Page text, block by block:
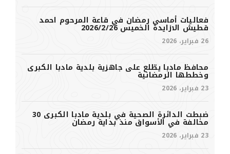
فعاليات أماسي رمضان في قاعة المرحوم احمد
قطيش الازايدة الخميس 2026/2/26
26 فبراير، 2026
محافظ مادبا يطّلع على جاهزية بلدية مادبا الكبرى
وخططها الرمضانية
23 فبراير، 2026
ضبطت الدائرة الصحية في بلدية مادبا الكبرى 30
مخالفة في الأسواق منذ بداية رمضان
23 فبراير، 2026